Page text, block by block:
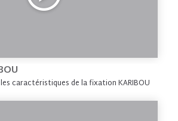
caractéristiques de la fixation KARIBOU